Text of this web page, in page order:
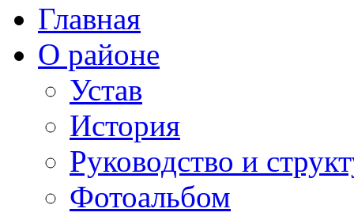
Главная
О районе
Устав
История
Руководство и
Фотоальбом